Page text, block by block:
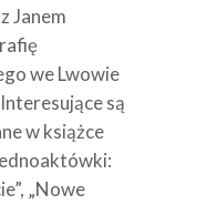
Janem
we Lwowie
są
w książce
„Nowe